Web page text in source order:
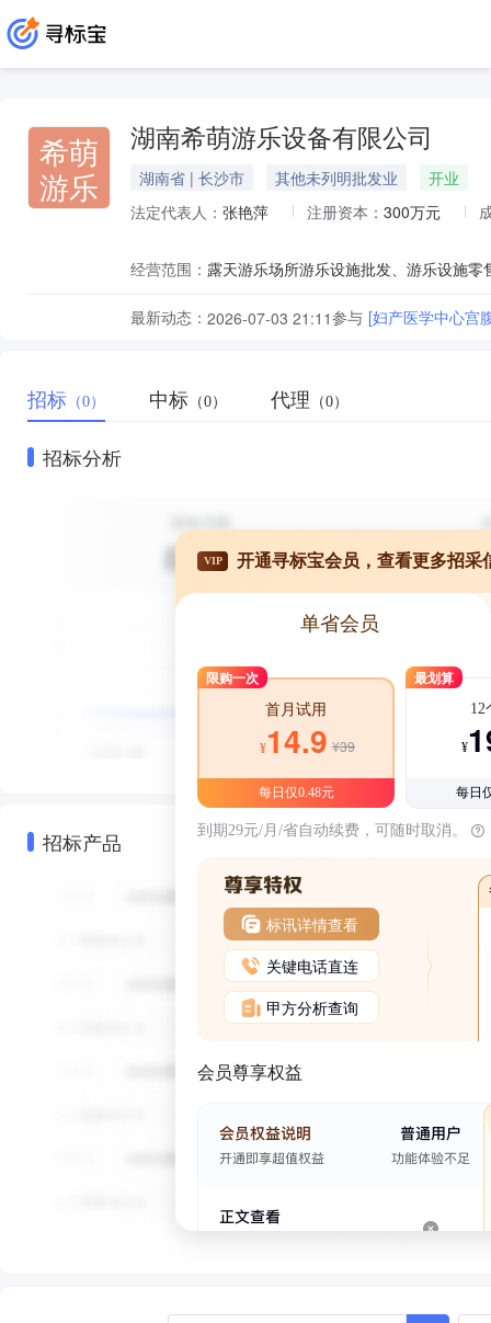
希萌
游乐
湖南希萌游乐设备有限公司
湖南省 | 长沙市 其他未列明批发业
开业
法定代表人： 张艳萍 注册资本： 300万元
经营范围：
最新动态： 2026-07-03 21:11参与 [妇产医学中心宫
招标 （0） 中标 （0） 代理 （0）
招标分析
招标产品
VIP 开通寻标宝会员，查看更多招采
单省会员
限购一次
首月试用
¥14.9 ¥39
每日仅0.48元
最划算
12
¥
每日
到期29元/月/省自动续费，可随时取消。
标讯详情查看
关键电话直连
甲方分析查询
会员尊享权益